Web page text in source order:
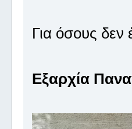
Για όσους δεν
Εξαρχία